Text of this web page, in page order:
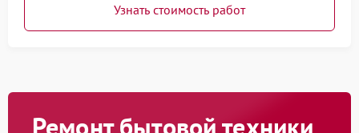
Узнать стоимость работ